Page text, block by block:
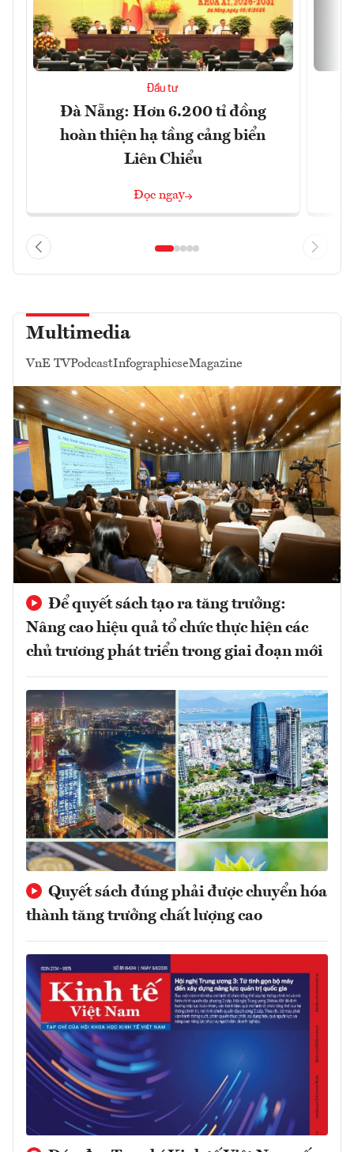
Đầu tư
Đà Nẵng: Hơn 6.200 tỉ đồng
hoàn thiện hạ tầng cảng biển
Liên Chiểu
Đọc ngay
Multimedia
VnE TVPodcastInfographicseMagazine
Để quyết sách tạo ra tăng trưởng:
Nâng cao hiệu quả tổ chức thực hiện các
chủ trương phát triển trong giai đoạn mới
Quyết sách đúng phải được chuyển hóa
thành tăng trưởng chất lượng cao